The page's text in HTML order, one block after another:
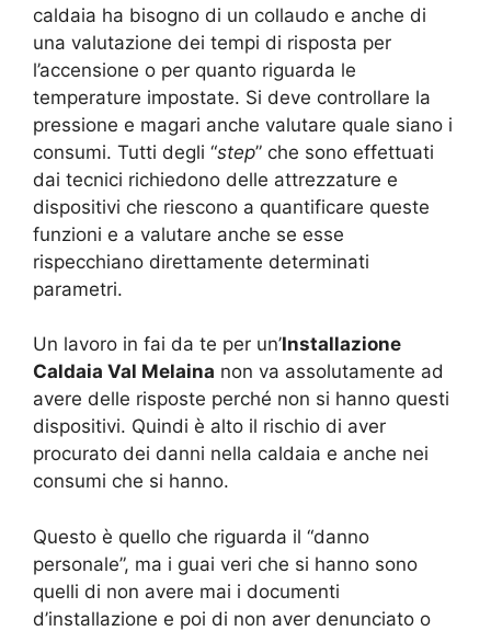
caldaia ha bisogno di un collaudo e anche di
una valutazione dei tempi di risposta per
l’accensione o per quanto riguarda le
temperature impostate. Si deve controllare la
pressione e magari anche valutare quale siano i
consumi. Tutti degli “step” che sono effettuati
dai tecnici richiedono delle attrezzature e
dispositivi che riescono a quantificare queste
funzioni e a valutare anche se esse
rispecchiano direttamente determinati
parametri.
Un lavoro in fai da te per un’Installazione
Caldaia Val Melaina non va assolutamente ad
avere delle risposte perché non si hanno questi
dispositivi. Quindi è alto il rischio di aver
procurato dei danni nella caldaia e anche nei
consumi che si hanno.
Questo è quello che riguarda il “danno
personale”, ma i guai veri che si hanno sono
quelli di non avere mai i documenti
d’installazione e poi di non aver denunciato o